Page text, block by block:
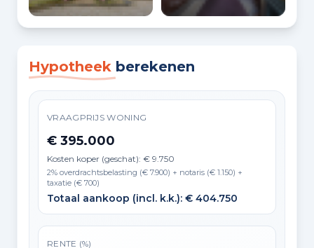
Hypotheek berekenen
VRAAGPRIJS WONING
€ 395.000
Kosten koper (geschat): € 9.750
2% overdrachtsbelasting (€ 7.900) + notaris (€ 1.150) +
taxatie (€ 700)
Totaal aankoop (incl. k.k.): € 404.750
RENTE (%)